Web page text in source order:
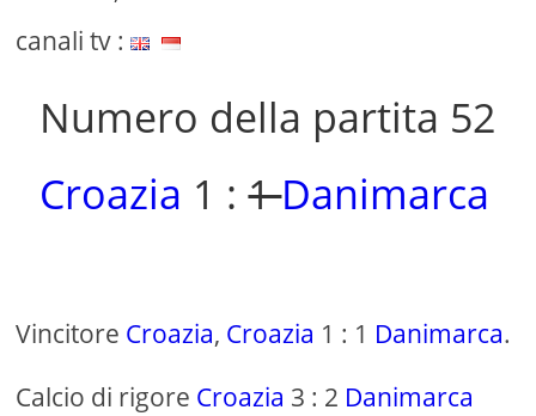
canali tv :
Numero della partita 52
Croazia 1 :1Danimarca
Vincitore Croazia, Croazia 1 : 1 Danimarca.
Calcio di rigore Croazia 3 : 2 Danimarca